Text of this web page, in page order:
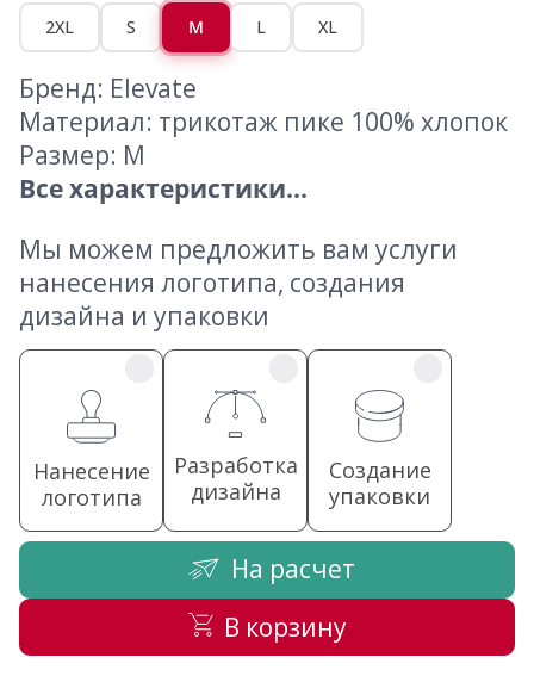
2XL S M L XL
Бренд: Elevate
Материал: трикотаж пике 100% хлопок
Размер: M
Все характеристики...
Мы можем предложить вам услуги
нанесения логотипа, создания
дизайна и упаковки
Нанесение
логотипа
Разработка
дизайна
Создание
упаковки
На расчет
В корзину